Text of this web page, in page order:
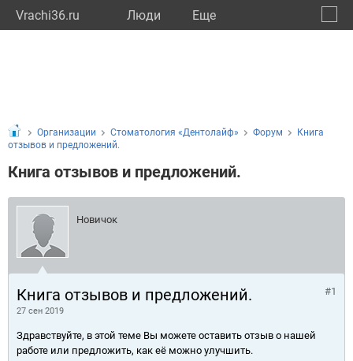
Vrachi36.ru Люди Eще
Организации Стоматология «Дентолайф» Форум
Книга
отзывов и предложений.
Книга отзывов и предложений.
Новичок
Книга отзывов и предложений.
27 сен 2019
#1
Здравствуйте, в этой теме Вы можете оставить отзыв о нашей
работе или предложить, как её можно улучшить.